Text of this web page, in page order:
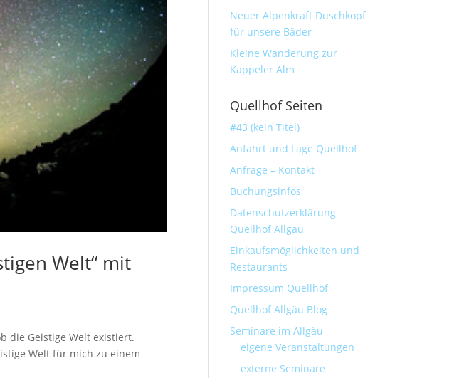
Welt“ mit
die Geistige Welt existiert.
Welt für mich zu einem
Neuer Alpenkraft Duschkopf
für unsere Bäder
Kleine Wanderung zur
Kappeler Alm
Quellhof Seiten
#43 (kein Titel)
Anfahrt und Lage Quellhof
Anfrage – Kontakt
Buchungsinfos
Datenschutzerklärung –
Quellhof Allgäu
Einkaufsmöglichkeiten und
Restaurants
Impressum Quellhof
Quellhof Allgäu Blog
Seminare im Allgäu
eigene Veranstaltungen
externe Seminare